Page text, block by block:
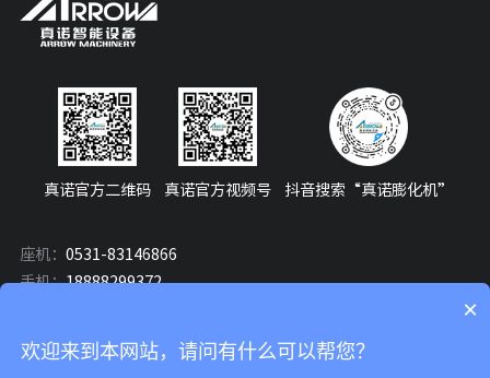
真诺官方二维码 真诺官方视频号 抖音搜索“真诺膨化机”
座机： 0531-83146866
手机：18888299372
×
欢迎来到本网站，请问有什么可以帮您？